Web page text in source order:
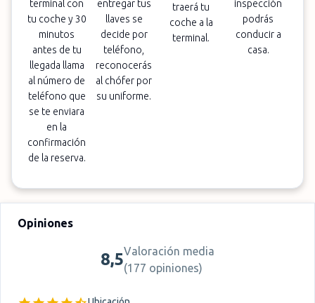
terminal con
tu coche y 30
minutos
antes de tu
llegada llama
al número de
teléfono que
se te enviara
en la
confirmación
de la reserva.
entregar tus
llaves se
decide por
teléfono,
reconocerás
al chófer por
su uniforme.
traerá tu
coche a la
terminal.
inspección
podrás
conducir a
casa.
Opiniones
8,5Valoración media
(177 opiniones)